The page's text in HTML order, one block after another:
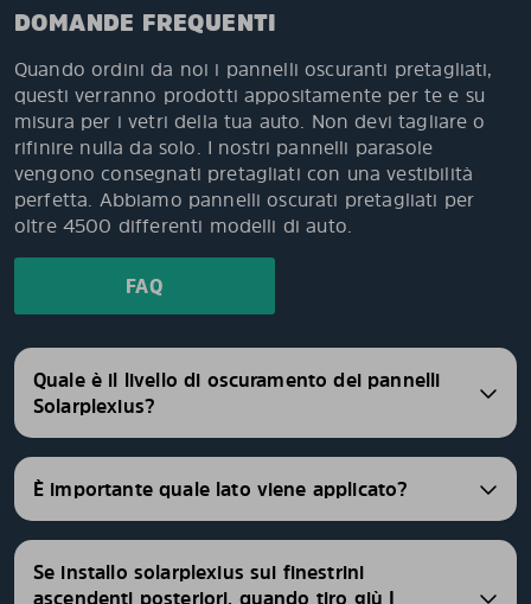
DOMANDE FREQUENTI
Quando ordini da noi i pannelli oscuranti pretagliati,
questi verranno prodotti appositamente per te e su
misura per i vetri della tua auto. Non devi tagliare o
rifinire nulla da solo. I nostri pannelli parasole
vengono consegnati pretagliati con una vestibilità
perfetta. Abbiamo pannelli oscurati pretagliati per
oltre 4500 differenti modelli di auto.
FAQ
Quale è il livello di oscuramento dei pannelli
Solarplexius?
È importante quale lato viene applicato?
Se installo solarplexius sui finestrini
ascendenti posteriori, quando tiro giù I